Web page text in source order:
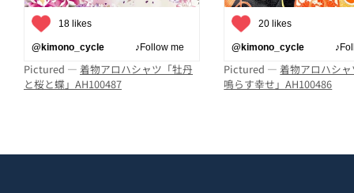
18 likes
@kimono_cycle ♪Follow me
Pictured — 着物アロハシャツ「牡丹
と桜と蝶」AH100487
20 likes
@kimono_cycle
Pictured —着物アロハシ
鳴らす幸せ」AH100486